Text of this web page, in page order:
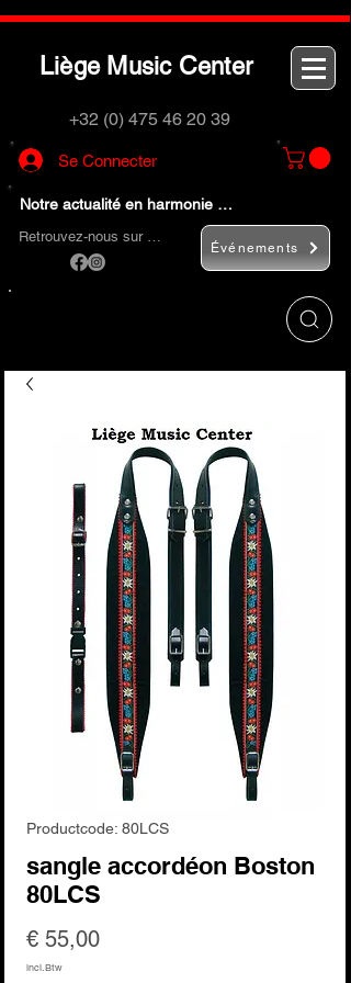
Liège M usic Center
+32 (0) 475 46 20 39
Se Connecter
Notre actualité en harmonie …
Retrouvez-nous sur …
Événements
Productcode: 80LCS
sangle accordéon Boston
80LCS
€ 55,00Prijs
incl.Btw